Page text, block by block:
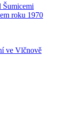
Šumicemi
roku 1970
ve Vlčnově